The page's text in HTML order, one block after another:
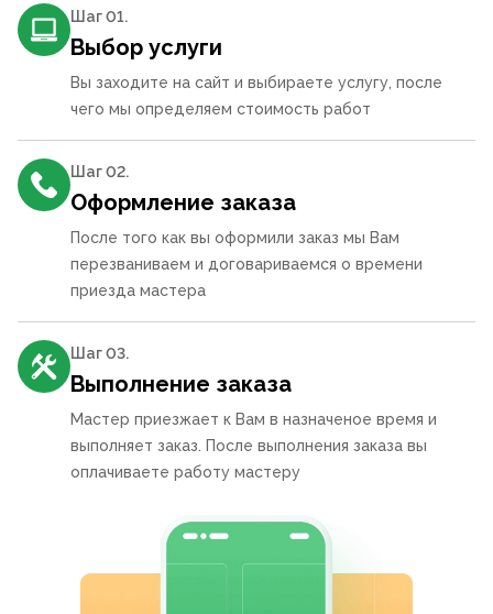
Шаг 01.
Выбор услуги
Вы заходите на сайт и выбираете услугу, после
чего мы определяем стоимость работ
Шаг 02.
Оформление заказа
После того как вы оформили заказ мы Вам
перезваниваем и договариваемся о времени
приезда мастера
Шаг 03.
Выполнение заказа
Мастер приезжает к Вам в назначеное время и
выполняет заказ. После выполнения заказа вы
оплачиваете работу мастеру